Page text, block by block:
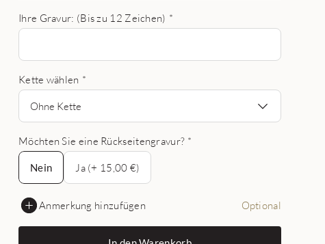
Ihre Gravur: (Bis zu 12 Zeichen) *
Kette wählen *
Ohne Kette
Möchten Sie eine Rückseitengravur? *
Nein
Nein
Ja (+ 15,00 €)
Anmerkung hinzufügen Optional